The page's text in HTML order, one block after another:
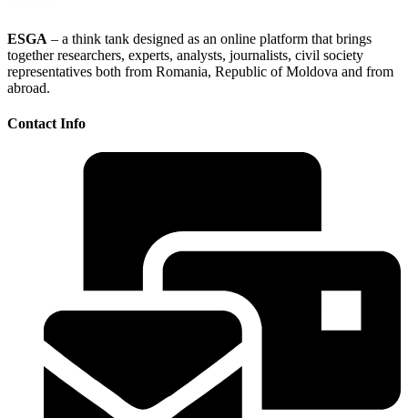
ESGA – a think tank designed as an online platform that brings
together researchers, experts, analysts, journalists, civil society
representatives both from Romania, Republic of Moldova and from
abroad.
Contact Info